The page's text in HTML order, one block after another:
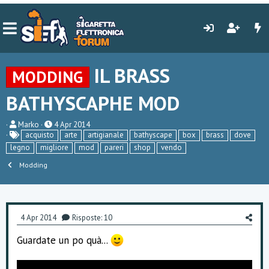
MODDING
IL BRASS
BATHYSCAPHE MOD
C
r
e
a
D
u
s
Marko
D
a
t
a
i
i
4 Apr 2014
acquisto
arte artigianale bathyscape box brass
dove
legno
migliore mod pareri shop vendo
Modding
4 Apr 2014 Risposte: 10
Guardate un po quà...